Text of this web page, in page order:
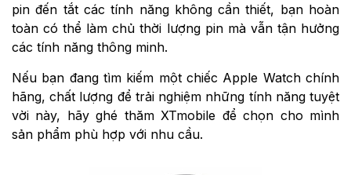
pin đến tắt các tính năng không cần thiết, bạn hoàn
toàn có thể làm chủ thời lượng pin mà vẫn tận hưởng
các tính năng thông minh.
Nếu bạn đang tìm kiếm một chiếc Apple Watch chính
hãng, chất lượng để trải nghiệm những tính năng tuyệt
vời này, hãy ghé thăm XTmobile để chọn cho mình
sản phẩm phù hợp với nhu cầu.